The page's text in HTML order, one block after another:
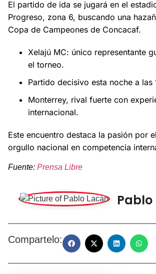
El partido de ida se jugará en el
Progreso, zona 6, buscando una
Copa de Campeones de Concacaf.
Xelajú MC: único representante
el torneo.
Partido decisivo esta noche a las
Monterrey, rival fuerte con
internacional.
Este encuentro destaca la pasión por
orgullo nacional en competencia
Fuente: Prensa Libre
Compartelo: